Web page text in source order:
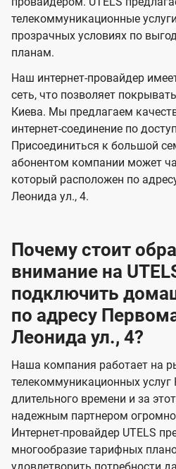
s
д
е
н
и
я
телекоммуникационные
прозрачных условиях по
планам.
Наш интернет-провайдер
сеть, что позволяет
Киева. Мы предлагаем
интернет-соединение по
Присоединиться к большой
абонентом компании может
который расположен по
Леонида ул., 4.
Почему стоит
внимание на
подключить
по адресу
Леонида ул., 4?
Наша компания работает на
телекоммуникационных
длительного времени и за
надежным партнером
Интернет-провайдер UTELS
многообразие тарифных